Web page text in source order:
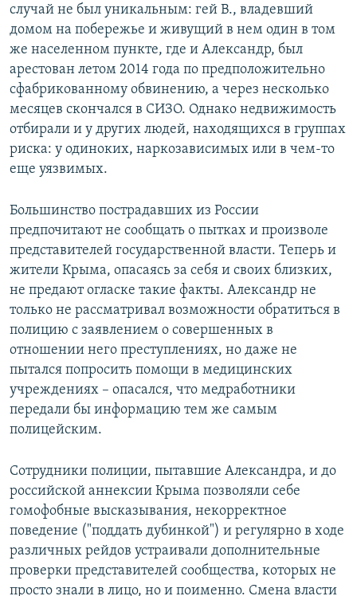
случай не был уникальным: гей В., владевший
домом на побережье и живущий в нем один в том
же населенном пункте, где и Александр, был
арестован летом 2014 года по предположительно
сфабрикованному обвинению, а через несколько
месяцев скончался в СИЗО. Однако недвижимость
отбирали и у других людей, находящихся в группах
риска: у одиноких, наркозависимых или в чем-то
еще уязвимых.
Большинство пострадавших из России
предпочитают не сообщать о пытках и произволе
представителей государственной власти. Теперь и
жители Крыма, опасаясь за себя и своих близких,
не предают огласке такие факты. Александр не
только не рассматривал возможности обратиться в
полицию с заявлением о совершенных в
отношении него преступлениях, но даже не
пытался попросить помощи в медицинских
учреждениях – опасался, что медработники
передали бы информацию тем же самым
полицейским.
Сотрудники полиции, пытавшие Александра, и до
российской аннексии Крыма позволяли себе
гомофобные высказывания, некорректное
поведение ("поддать дубинкой") и регулярно в ходе
различных рейдов устраивали дополнительные
проверки представителей сообщества, которых не
просто знали в лицо, но и поименно. Смена власти